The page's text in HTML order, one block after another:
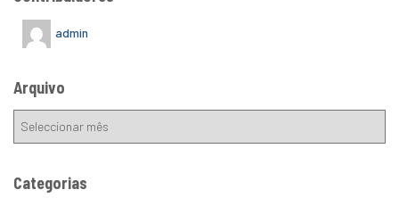
admin
Arquivo
Categorias